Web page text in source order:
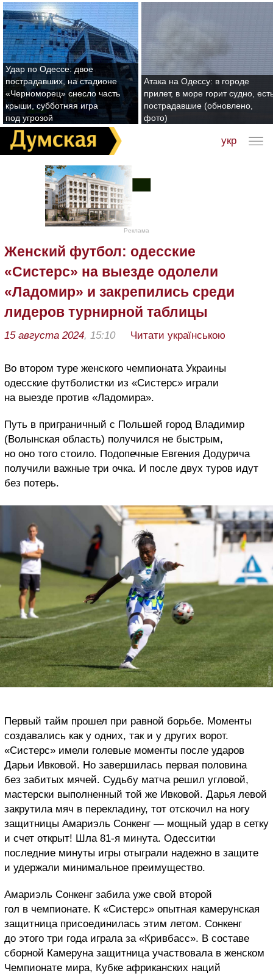
Удар по Одессе: двое
пострадавших, на стадионе
«Черноморец» снесло часть
крыши, субботняя игра
под угрозой
Атака на Одессу: в городе
прилет, в море горит судно,
пострадавшие (обновлено,
фото)
укр
Реклама
Женский футбол: одесские
«Систерс» на выезде одолели
«Ладомир» и закрепились среди
лидеров турнирной таблицы
15 августа 2024, 15:10 Читати українською
Во втором туре женского чемпионата Украины
одесские футболистки из «Систерс» играли
на выезде против «Ладомира».
Путь в приграничный с Польшей город Владимир
(Волынская область) получился не быстрым,
но оно того стоило. Подопечные Евгения Додурича
получили важные три очка. И после двух туров идут
без потерь.
Первый тайм прошел при равной борьбе. Моменты
создавались как у одних, так и у других ворот.
«Систерс» имели голевые моменты после ударов
Дарьи Ивковой. Но завершилась первая половина
без забитых мячей. Судьбу матча решил угловой,
мастерски выполненный той же Ивковой. Дарья левой
закрутила мяч в перекладину, тот отскочил на ногу
защитницы Амариэль Сонкенг — мощный удар в сетку
и счет открыт! Шла 81-я минута. Одесситки
последние минуты игры отыграли надежно в защите
и удержали минимальное преимущество.
Амариэль Сонкенг забила уже свой второй
гол в чемпионате. К «Систерс» опытная камерунская
защитница присоединилась этим летом. Сонкенг
до этого три года играла за «Кривбасс». В составе
сборной Камеруна защитница участвовала в женском
Чемпионате мира, Кубке африканских наций